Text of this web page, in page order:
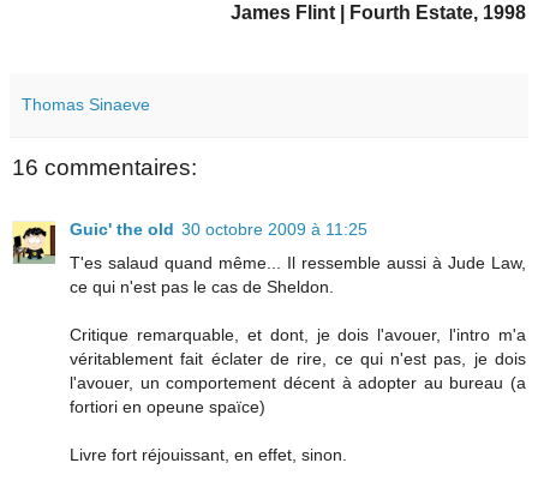
James Flint | Fourth Estate, 1998
Thomas Sinaeve
16 commentaires:
Guic' the old 30 octobre 2009 à 11:25
T'es salaud quand même... Il ressemble aussi à Jude Law,
ce qui n'est pas le cas de Sheldon.
Critique remarquable, et dont, je dois l'avouer, l'intro m'a
véritablement fait éclater de rire, ce qui n'est pas, je dois
l'avouer, un comportement décent à adopter au bureau (a
fortiori en opeune spaïce)
Livre fort réjouissant, en effet, sinon.